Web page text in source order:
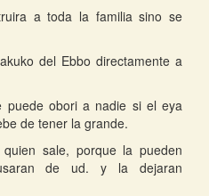
a toda la familia sino se
del Ebbo directamente a
puede obori a nadie si el eya
de tener la grande.
sale, porque la pueden
de ud. y la dejaran